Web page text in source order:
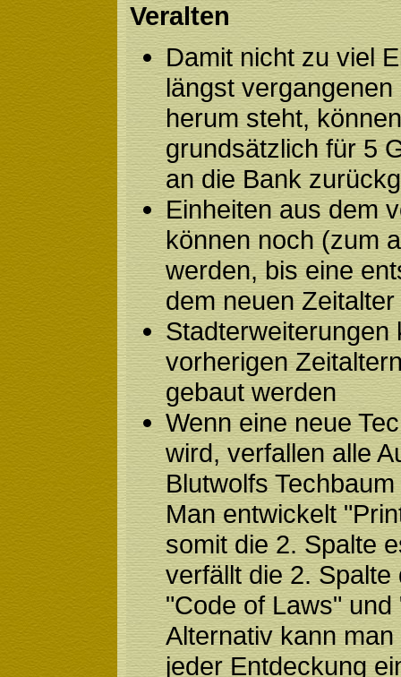
Veralten
Damit nicht zu viel
längst
herum steht,
grundsätzlich für 5
an die Bank
Einheiten aus dem
können noch (zum
werden, bis eine
dem neuen
Stadterweiterungen
vorherigen
gebaut werden
Wenn eine neue
wird, verfallen alle
Blutwolfs
Man entwickelt
somit die 2. Spalte
verfällt die 2.
"Code of Laws" und
Alternativ kann
jeder Entdeckung